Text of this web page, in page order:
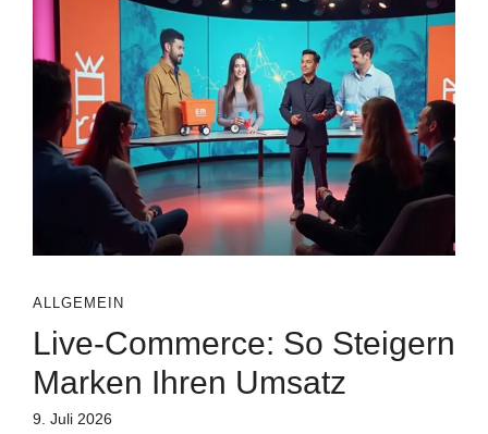
ALLGEMEIN
Live-Commerce: So Steigern
Marken Ihren Umsatz
9. Juli 2026